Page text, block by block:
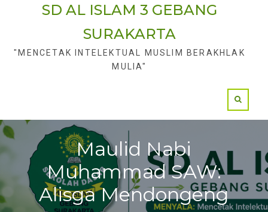
SD AL ISLAM 3 GEBANG
SURAKARTA
"MENCETAK INTELEKTUAL MUSLIM BERAKHLAK
MULIA"
Maulid Nabi
Muhammad SAW:
Alisga Mendongeng